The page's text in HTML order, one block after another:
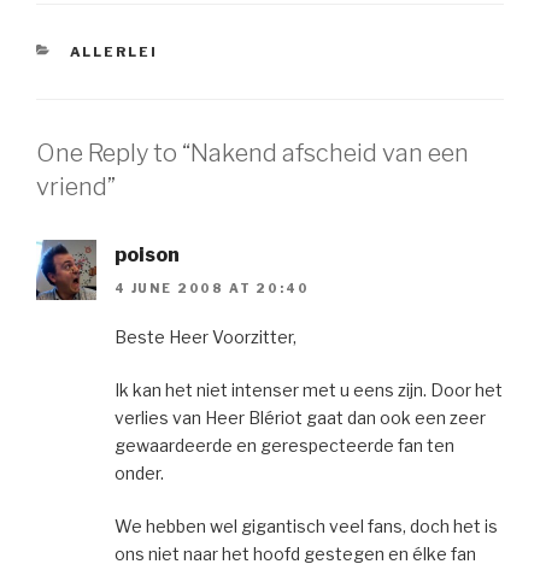
CATEGORIES
ALLERLEI
One Reply to “Nakend afscheid van een
vriend”
poison
4 JUNE 2008 AT 20:40
Beste Heer Voorzitter,
Ik kan het niet intenser met u eens zijn. Door het
verlies van Heer Blériot gaat dan ook een zeer
gewaardeerde en gerespecteerde fan ten
onder.
We hebben wel gigantisch veel fans, doch het is
ons niet naar het hoofd gestegen en élke fan